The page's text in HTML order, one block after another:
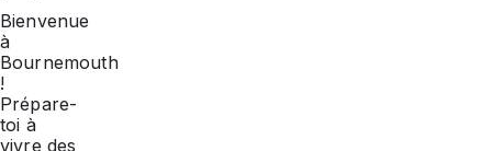
Bienvenue
à
Bournemouth
!
Prépare-
toi à
vivre des